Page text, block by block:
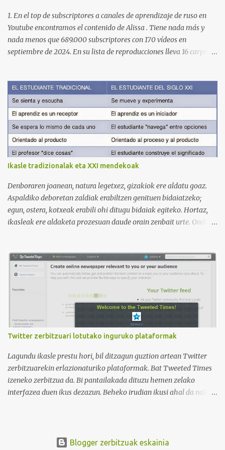
1. En el top de subscriptores a canales de aprendizaje de ruso en
Youtube encontramos el contenido de Alissa . Tiene nada más y
nada menos que 689.000 subscriptores con 170 vídeos en
septiembre de 2024. En su lista de reproducciones lleva 16 carpetas
de Anastasia G . con 224.000 subscriptores y 97 vídeos en
septiembre de 2024. Anastasia tiene una lista de reproducción
muy bien estructurada para aprender gramática, lectura,
pronunciación, etc. https://www.youtube.com/@AnaG88/playlists
3. Otro de los canales con más usuarios y contenido es el de
Victoria, que lleva por nombre: Aprende con Victoria . El canal
tiene 120 mil subscriptores (septiembre de 2024) con muchísimos
para aprender los diferentes campos en los que podemos dividir un
curso de idiomas: gramática, verbos, vocabulario etc. h...
Ikasle tradizionalak eta XXI mendekoak
Denboraren joanean, natura legetxez, gizakiok ere aldatu goaz.
Aspaldiko deboretan zaldiak erabiltzen genituen bidaiatzeko;
egun, ostera, kotxeak erabili ohi ditugu bidaiak egiteko. Hortaz,
ikasleak ere aldaketa prozesuan daude orain zenbait urte. Ondoko
Ikusi diferentziak eta ausnartu irudiari so eginez.
Twitter zerbitzuari lotutako inguruko plataformak
Lagundu ikasle prestu hori, bil ditzagun guztion artean Twitter
zerbitzuarekin erlazionaturiko plataformak. Bat Tweeted Times
izeneko zerbitzua da. Bi pantailakada dituzu hemen zelako
interfazea duen ikus dezazun. Beheko irudian ikusi ahal da nola
bideoa, zeinak Tweeted Times aplikazio mobila aztertzen baitu.
Blogger zerbitzuak eskainia